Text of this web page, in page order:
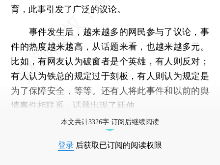
育，此事引发了广泛的议论。
事件发生后，越来越多的网民参与了议论，事
件的热度越来越高，从话题来看，也越来越多元。
比如，有网友认为破窗者是个英雄，有人则反对；
有人认为铁总的规定过于刻板，有人则认为规定是
为了保障安全，等等。还有人将此事件和以前的舆
情事件相联系，话题出现了延伸。
本文共计3326字 订阅后继续阅读
登录 后获取已订阅的阅读权限